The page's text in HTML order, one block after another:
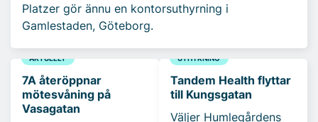
Platzer gör ännu en kontorsuthyrning i
Gamlestaden, Göteborg.
AKTUELLT
7A återöppnar
mötesvåning på
Vasagatan
UTHYRNING
Tandem Health flyttar
till Kungsgatan
Väljer Humlegårdens